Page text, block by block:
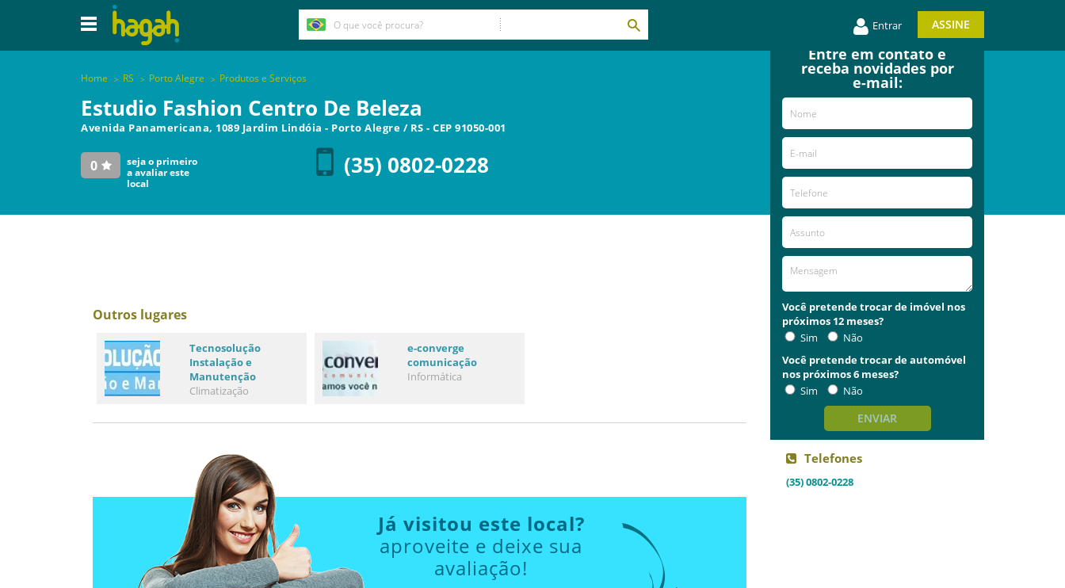
Entrar ASSINE
Home RS Porto Alegre Produtos e Serviços
Estudio Fashion Centro De Beleza
Avenida Panamericana, 1089 Jardim Lindóia - Porto Alegre / RS - CEP 91050-001
0
seja o primeiro
a avaliar este
local
(35) 0802-0228
Outros lugares
Tecnosolução
Instalação e
Manutenção
Climatização
e-converge
comunicação
Informática
Já visitou este local?
aproveite e deixe sua
avaliação!
Entre em contato e
receba novidades por
e-mail:
Você pretende trocar de imóvel nos
próximos 12 meses?
Sim
Não
Você pretende trocar de automóvel
nos próximos 6 meses?
Sim
Não
ENVIAR
Telefones
(35) 0802-0228